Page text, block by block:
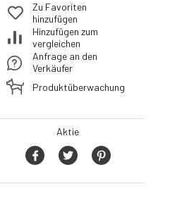
Zu Favoriten
hinzufügen
Hinzufügen zum
vergleichen
Anfrage an den
Verkäufer
Produktüberwachung
Aktie